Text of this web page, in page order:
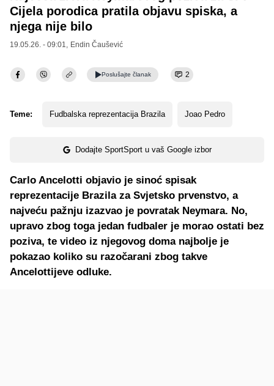
Cijela porodica pratila objavu spiska, a
njega nije bilo
19.05.26. - 09:01, Endin Čaušević
Poslušajte članak 2
Teme: Fudbalska reprezentacija Brazila Joao Pedro
Dodajte SportSport u vaš Google izbor
Carlo Ancelotti objavio je sinoć spisak
reprezentacije Brazila za Svjetsko prvenstvo, a
najveću pažnju izazvao je povratak Neymara. No,
upravo zbog toga jedan fudbaler je morao ostati bez
poziva, te video iz njegovog doma najbolje je
pokazao koliko su razočarani zbog takve
Ancelottijeve odluke.